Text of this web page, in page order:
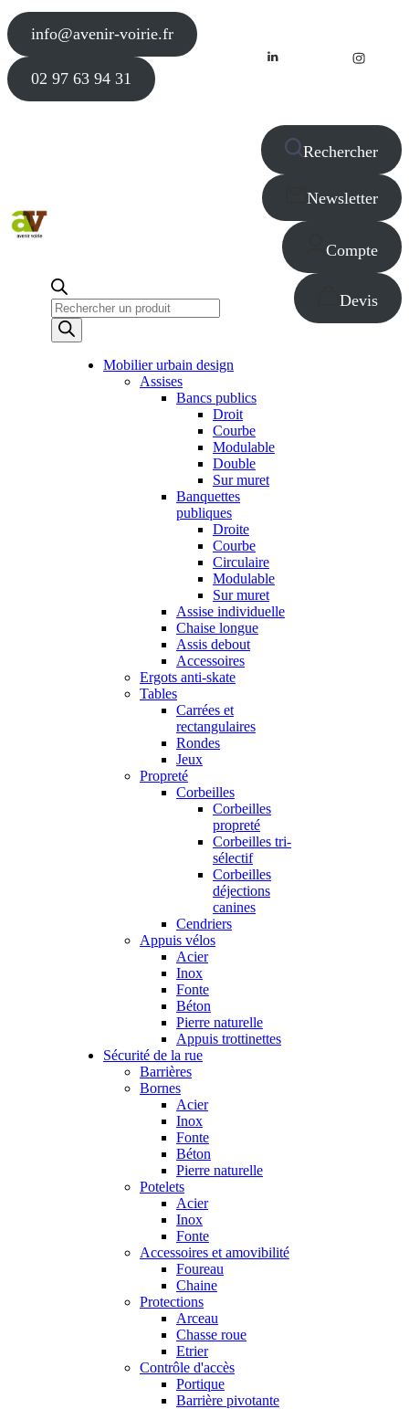
info@avenir-voirie.fr
02 97 63 94 31
Recherche
de
produits
Rechercher
Newsletter
Compte
Devis
Mobilier urbain design
Assises
Bancs publics
Droit
Courbe
Modulable
Double
Sur muret
Banquettes
publiques
Droite
Courbe
Circulaire
Modulable
Sur muret
Assise individuelle
Chaise longue
Assis debout
Accessoires
Ergots anti-skate
Tables
Carrées et
rectangulaires
Rondes
Jeux
Propreté
Corbeilles
Corbeilles
propreté
Corbeilles tri-
sélectif
Corbeilles
déjections
canines
Cendriers
Appuis vélos
Acier
Inox
Fonte
Béton
Pierre naturelle
Appuis trottinettes
Sécurité de la rue
Barrières
Bornes
Acier
Inox
Fonte
Béton
Pierre naturelle
Potelets
Acier
Inox
Fonte
Accessoires et amovibilité
Foureau
Chaine
Protections
Arceau
Chasse roue
Etrier
Contrôle d'accès
Portique
Barrière pivotante